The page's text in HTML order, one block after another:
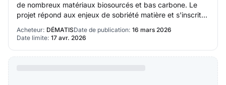
de nombreux matériaux biosourcés et bas carbone. Le
projet répond aux enjeux de sobriété matière et s'inscrit
dans une démarche de réemploi amb…
Acheteur: DÉMATISDate de publication: 16 mars 2026
Date limite: 17 avr. 2026